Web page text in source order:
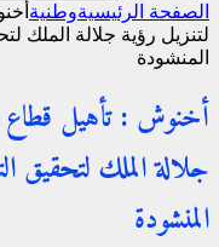
الصفحة الرئيسيةوطنية
لتنزيل رؤية جلالة الملك
المنشودة
أخنوش : تأهيل قطاع
جلالة الملك لتحقيق
المنشودة